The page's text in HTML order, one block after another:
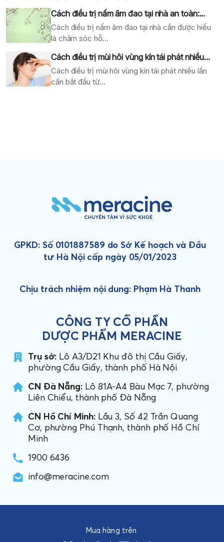
Cách điều trị nấm âm đao tại nhà an toàn:...
Cách điều trị nấm âm đao tại nhà cần được hiểu
là chăm sóc hỗ...
Cách điều trị mùi hôi vùng kín tái phát nhiều...
Cách điều trị mùi hôi vùng kín tái phát nhiều lần
cần bắt đầu từ...
GPKD: Số 0101887589 do Sở Kế hoạch và Đầu
tư Hà Nội cấp ngày 05/01/2023
Chịu trách nhiệm nội dung: Phạm Hà Thanh
CÔNG TY CỔ PHẦN
DƯỢC PHẨM MERACINE
Trụ sở: Lô A3/D21 Khu đô thị Cầu Giấy,
phường Cầu Giấy, thành phố Hà Nội
CN Đà Nẵng: Lô 81A-A4 Bàu Mạc 7, phường
Liên Chiểu, thành phố Đà Nẵng
CN Hồ Chí Minh:Lầu 3, Số 42 Trần Quang
Cơ, phường Phú Thạnh, thành phố Hồ Chí
Minh
1900 6436
info@meracine.com
Mua hàng trên